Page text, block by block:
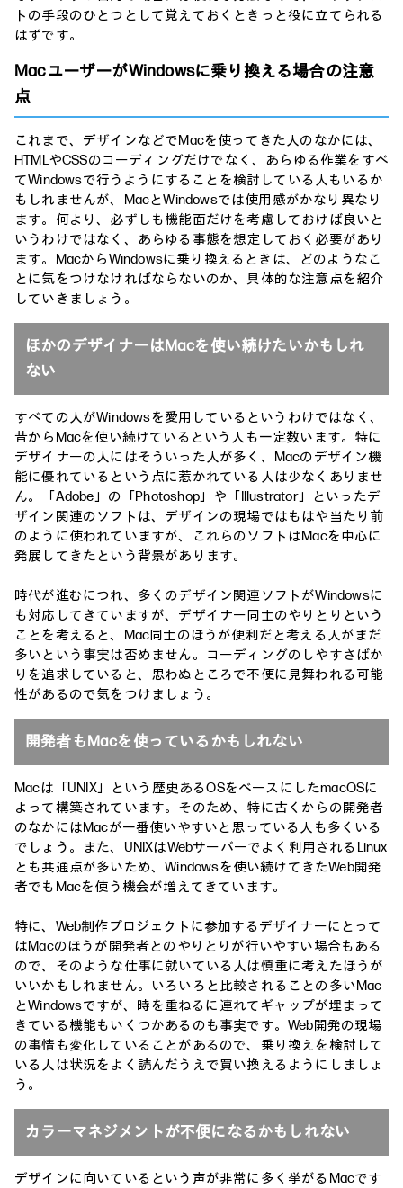
トの手段のひとつとして覚えておくときっと役に立てられる
はずです。
MacユーザーがWindowsに乗り換える場合の注意
点
これまで、デザインなどでMacを使ってきた人のなかには、
HTMLやCSSのコーディングだけでなく、あらゆる作業をすべ
てWindowsで行うようにすることを検討している人もいるか
もしれませんが、MacとWindowsでは使用感がかなり異なり
ます。何より、必ずしも機能面だけを考慮しておけば良いと
いうわけではなく、あらゆる事態を想定しておく必要があり
ます。MacからWindowsに乗り換えるときは、どのようなこ
とに気をつけなければならないのか、具体的な注意点を紹介
していきましょう。
ほかのデザイナーはMacを使い続けたいかもしれ
ない
すべての人がWindowsを愛用しているというわけではなく、
昔からMacを使い続けているという人も一定数います。特に
デザイナーの人にはそういった人が多く、Macのデザイン機
能に優れているという点に惹かれている人は少なくありませ
ん。「Adobe」の「Photoshop」や「Illustrator」といったデ
ザイン関連のソフトは、デザインの現場ではもはや当たり前
のように使われていますが、これらのソフトはMacを中心に
発展してきたという背景があります。
時代が進むにつれ、多くのデザイン関連ソフトがWindowsに
も対応してきていますが、デザイナー同士のやりとりという
ことを考えると、Mac同士のほうが便利だと考える人がまだ
多いという事実は否めません。コーディングのしやすさばか
りを追求していると、思わぬところで不便に見舞われる可能
性があるので気をつけましょう。
開発者もMacを使っているかもしれない
Macは「UNIX」という歴史あるOSをベースにしたmacOSに
よって構築されています。そのため、特に古くからの開発者
のなかにはMacが一番使いやすいと思っている人も多くいる
でしょう。また、UNIXはWebサーバーでよく利用されるLinux
とも共通点が多いため、Windowsを使い続けてきたWeb開発
者でもMacを使う機会が増えてきています。
特に、Web制作プロジェクトに参加するデザイナーにとって
はMacのほうが開発者とのやりとりが行いやすい場合もある
ので、そのような仕事に就いている人は慎重に考えたほうが
いいかもしれません。いろいろと比較されることの多いMac
とWindowsですが、時を重ねるに連れてギャップが埋まって
きている機能もいくつかあるのも事実です。Web開発の現場
の事情も変化していることがあるので、乗り換えを検討して
いる人は状況をよく読んだうえで買い換えるようにしましょ
う。
カラーマネジメントが不便になるかもしれない
デザインに向いているという声が非常に多く挙がるMacです